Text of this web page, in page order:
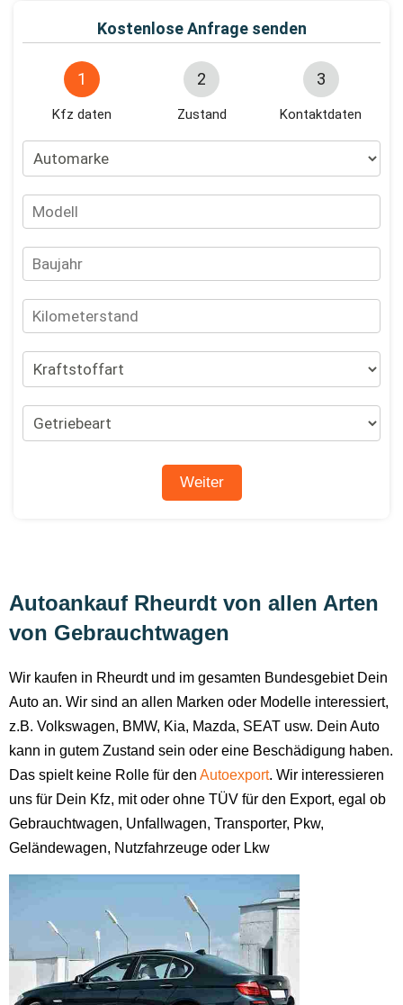
Autoankauf Rheurdt von allen Arten
von Gebrauchtwagen
Wir kaufen in Rheurdt und im gesamten Bundesgebiet Dein
Auto an. Wir sind an allen Marken oder Modelle interessiert,
z.B. Volkswagen, BMW, Kia, Mazda, SEAT usw. Dein Auto
kann in gutem Zustand sein oder eine Beschädigung haben.
Das spielt keine Rolle für den Autoexport. Wir interessieren
uns für Dein Kfz, mit oder ohne TÜV für den Export, egal ob
Gebrauchtwagen, Unfallwagen, Transporter, Pkw,
Geländewagen, Nutzfahrzeuge oder Lkw